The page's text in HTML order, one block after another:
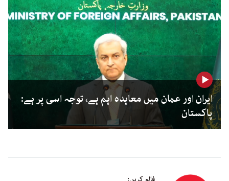
ایران اور عمان میں معاہدہ اہم ہے، توجہ اسی پر ہے:
پاکستان